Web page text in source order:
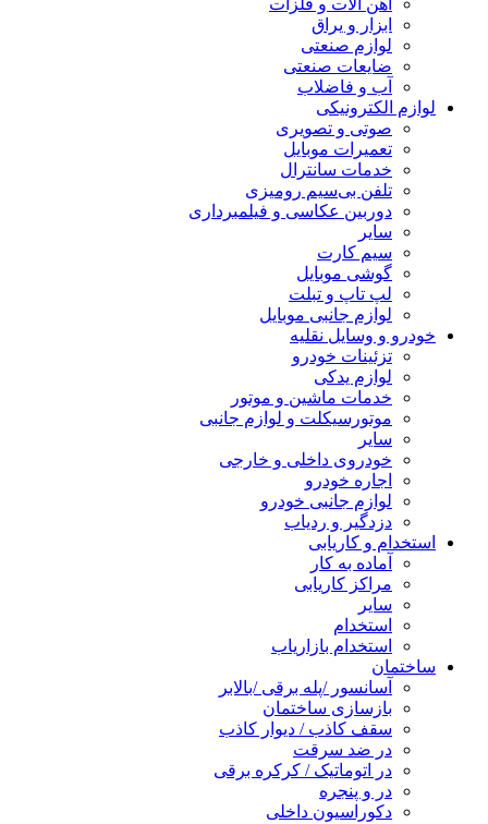
آهن آلات و فلزات
ابزار و یراق
لوازم صنعتی
ضایعات صنعتی
آب و فاضلاب
لوازم الکترونیکی
صوتی و تصویری
تعمیرات موبایل
خدمات سانترال
تلفن بی‌سیم رومیزی
دوربین عکاسی و فیلمبرداری
سایر
سیم کارت
گوشی موبایل
لپ تاپ و تبلت
لوازم جانبی موبایل
خودرو و وسایل نقلیه
تزئینات خودرو
لوازم یدکی
خدمات ماشین و موتور
موتورسیکلت و لوازم جانبی
سایر
خودروی داخلی و خارجی
اجاره خودرو
لوازم جانبی خودرو
دزدگیر و ردیاب
استخدام و کاریابی
آماده به کار
مراکز کاریابی
سایر
استخدام
استخدام بازاریاب
ساختمان
آسانسور /پله برقی /بالابر
بازسازی ساختمان
سقف کاذب / دیوار کاذب
در ضد سرقت
در اتوماتیک / کرکره برقی
در و پنجره
دکوراسیون داخلی